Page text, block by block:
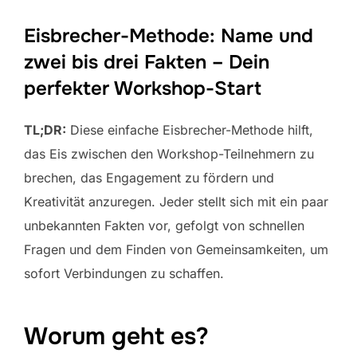
Eisbrecher-Methode: Name und
zwei bis drei Fakten – Dein
perfekter Workshop-Start
TL;DR: Diese einfache Eisbrecher-Methode hilft,
das Eis zwischen den Workshop-Teilnehmern zu
brechen, das Engagement zu fördern und
Kreativität anzuregen. Jeder stellt sich mit ein paar
unbekannten Fakten vor, gefolgt von schnellen
Fragen und dem Finden von Gemeinsamkeiten, um
sofort Verbindungen zu schaffen.
Worum geht es?